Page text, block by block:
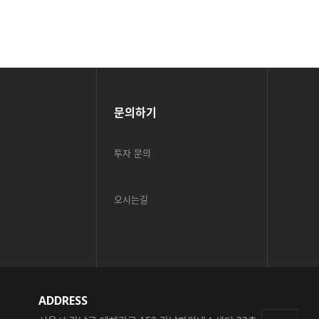
문의하기
투자 문의
오시는길
ADDRESS